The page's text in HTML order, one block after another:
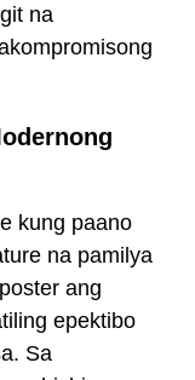
na
kung paano
na pamilya
ang
epektibo
Sa